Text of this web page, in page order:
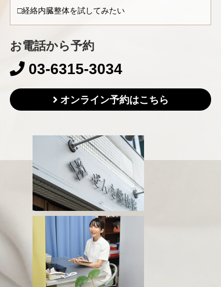
経絡内臓整体を試してみたい
お電話から予約
03-6315-3034
オンライン予約はこちら